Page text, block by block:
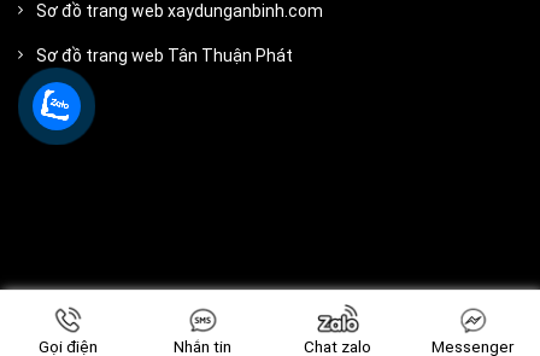
Sơ đồ trang web xaydunganbinh.com
Sơ đồ trang web Tân Thuận Phát
Gọi điện Nhắn tin Chat zalo Messenger